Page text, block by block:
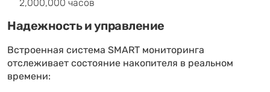
Надежность и управление
Встроенная система SMART мониторинга
отслеживает состояние накопителя в реальном
времени: